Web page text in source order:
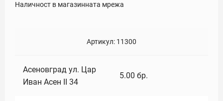
Наличност в магазинната мрежа
Артикул: 11300
Асеновград ул. Цар
Иван Асен II 34
5.00 бр.